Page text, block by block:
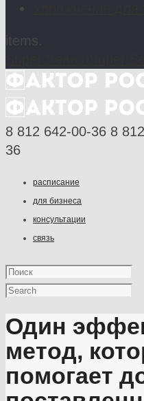
8 812 642-00-36 8
36
расписание
для бизнеса
консультации
связь
Один
метод,
помогает